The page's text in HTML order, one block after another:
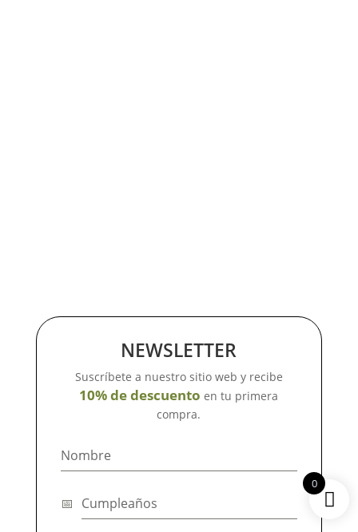
NEWSLETTER
Suscríbete a nuestro sitio web y recibe
10% de descuento en tu primera
compra.
0